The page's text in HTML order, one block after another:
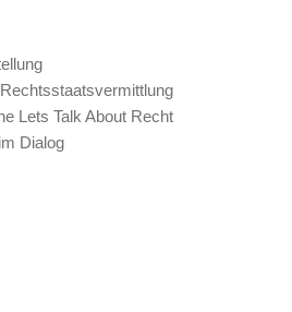
Lets Talk About Recht
Dialog